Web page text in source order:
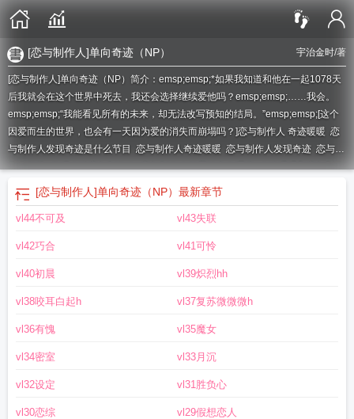
宇治金时/著
[恋与制作人]单向奇迹（NP）
[恋与制作人]单向奇迹（NP）简介：emsp;emsp;*如果我知道和他在一起1078天
后我就会在这个世界中死去，我还会选择继续爱他吗？emsp;emsp;……我会。
emsp;emsp;“我能看见所有的未来，却无法改写预知的结局。”emsp;emsp;[这个
因爱而生的世界，也会有一天因为爱的消失而崩塌吗？]恋与制作人 奇迹暖暖 恋
与制作人发现奇迹是什么节目 恋与制作人奇迹暖暖 恋与制作人发现奇迹 恋与制
作人单推发现奇迹恋与制作人恋与制作人单属性卡有哪些奇迹暖暖和恋与制作
r向恋与制作人 r30向恋与制作人 恋与制作人和奇迹暖暖的关系
与制作人
恋与制作人和奇迹暖暖 恋与制作人单线剧情
[恋与制作人]单向奇迹（NP） 最新章节
vl44不可及 vl43失联
vl42巧合 vl41可怜
vl40初晨 vl39炽烈hh
vl38咬耳白起h vl37复苏微微微h
vl36有愧 vl35魔女
vl34密室 vl33月沉
vl32设定 vl31胜负心
vl30恋综 vl29假想恋人